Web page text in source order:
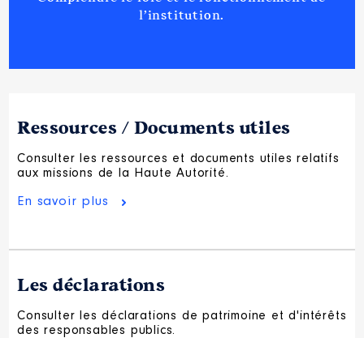
l’institution.
Ressources / Documents utiles
Consulter les ressources et documents utiles relatifs
aux missions de la Haute Autorité.
En savoir plus
Les déclarations
Consulter les déclarations de patrimoine et d'intérêts
des responsables publics.